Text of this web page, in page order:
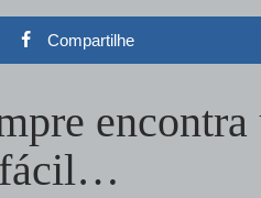
Compartilhe
fácil…